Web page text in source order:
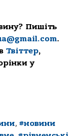
Пишіть
.
Твіттер,
у
, #новини